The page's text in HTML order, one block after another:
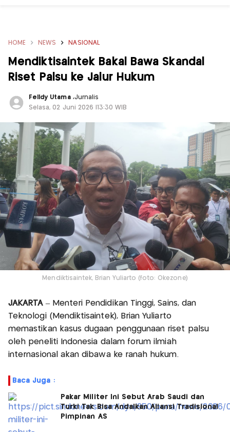
HOME NEWS NASIONAL
Mendiktisaintek Bakal Bawa Skandal
Riset Palsu ke Jalur Hukum
Felldy Utama ,Jurnalis
Selasa, 02 Juni 2026 |13:30 WIB
Mendiktisaintek, Brian Yuliarto (foto: Okezone)
JAKARTA– Menteri Pendidikan Tinggi, Sains, dan
Teknologi (Mendiktisaintek), Brian Yuliarto
memastikan kasus dugaan penggunaan riset palsu
oleh peneliti Indonesia dalam forum ilmiah
internasional akan dibawa ke ranah hukum.
Baca Juga :
Pakar Militer Ini Sebut Arab Saudi dan
Turki Tak Bisa Andalkan Aliansi Tradisional
Pimpinan AS